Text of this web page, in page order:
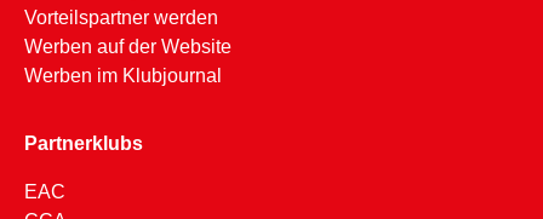
Vorteilspartner werden
Werben auf der Website
Werben im Klubjournal
Partnerklubs
EAC